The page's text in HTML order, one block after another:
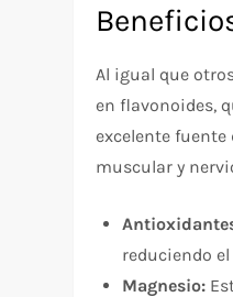
Al igual que
en flavonoides,
excelente fuente
muscular y
reduciendo
Magnesio: